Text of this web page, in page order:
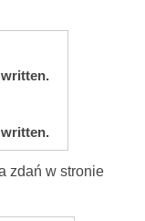
written.
written.
zdań w stronie